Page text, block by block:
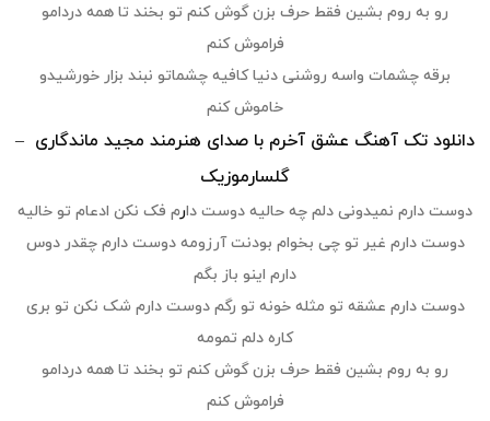
رو به روم بشین فقط حرف بزن گوش کنم تو بخند تا همه دردامو
فراموش کنم
برقه چشمات واسه روشنی دنیا کافیه چشماتو نبند بزار خورشیدو
خاموش کنم
دانلود تک آهنگ عشق آخرم با صدای هنرمند مجید ماندگاری –
گلسارموزیک
دوست دارم نمیدونی دلم چه حالیه دوست دارم فک نکن ادعام تو خالیه
دوست دارم غیر تو چی بخوام بودنت آرزومه دوست دارم چقدر دوس
دارم اینو باز بگم
دوست دارم عشقه تو مثله خونه تو رگم دوست دارم شک نکن تو بری
کاره دلم تمومه
رو به روم بشین فقط حرف بزن گوش کنم تو بخند تا همه دردامو
فراموش کنم